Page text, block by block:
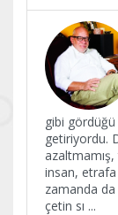
gibi
getiriyordu.
insan,
zamanda
çetin sı ...